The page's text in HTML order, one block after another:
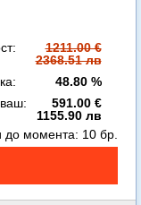
1211.00 €
2368.51 лв
48.80 %
591.00 €
1155.90 лв
до момента: 10 бр.